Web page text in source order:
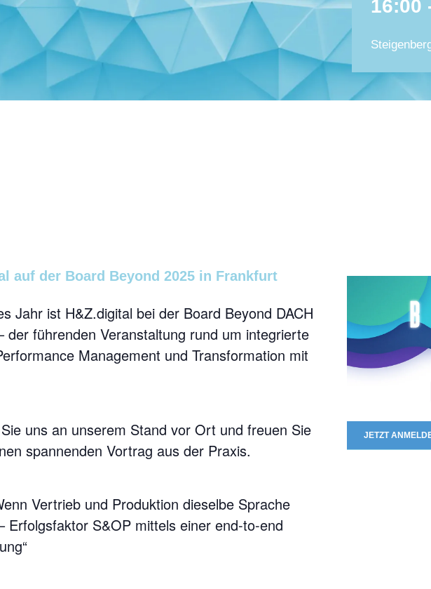
16:00
auf der Board Beyond 2025 in Frankfurt
Jahr ist H&Z.digital bei der Board Beyond DACH
der führenden Veranstaltung rund um integrierte
Management und Transformation mit
uns an unserem Stand vor Ort und freuen Sie
spannenden Vortrag aus der Praxis.
Vertrieb und Produktion dieselbe Sprache
Erfolgsfaktor S&OP mittels einer end-to-end
JETZT